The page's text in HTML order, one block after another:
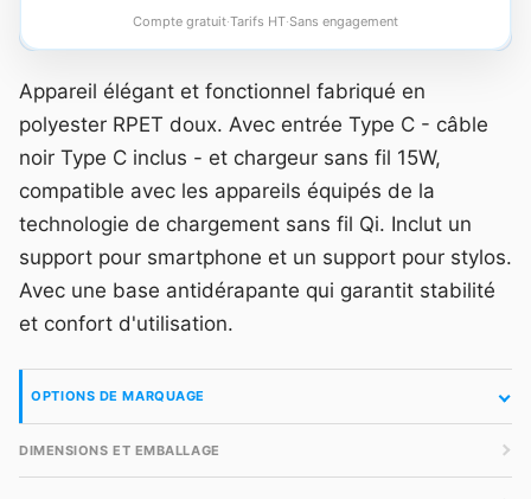
Compte gratuit·Tarifs HT·Sans engagement
Appareil élégant et fonctionnel fabriqué en
polyester RPET doux. Avec entrée Type C - câble
noir Type C inclus - et chargeur sans fil 15W,
compatible avec les appareils équipés de la
technologie de chargement sans fil Qi. Inclut un
support pour smartphone et un support pour stylos.
Avec une base antidérapante qui garantit stabilité
et confort d'utilisation.
OPTIONS DE MARQUAGE
DIMENSIONS ET EMBALLAGE